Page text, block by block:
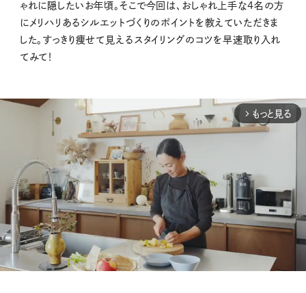
ゃれに隠したいお年頃。そこで今回は、おしゃれ上手な4名の方
にメリハリあるシルエットづくりのポイントを教えていただきま
した。すっきり痩せて見えるスタイリングのコツを早速取り入れ
てみて！
arrow_forward_ios もっと見る